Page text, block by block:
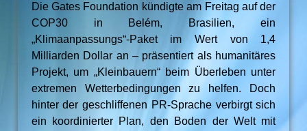
Die Gates Foundation kündigte am Freitag auf der
COP30 in Belém, Brasilien, ein
„Klimaanpassungs“-Paket im Wert von 1,4
Milliarden Dollar an – präsentiert als humanitäres
Projekt, um „Kleinbauern“ beim Überleben unter
extremen Wetterbedingungen zu helfen. Doch
hinter der geschliffenen PR-Sprache verbirgt sich
ein koordinierter Plan, den Boden der Welt mit